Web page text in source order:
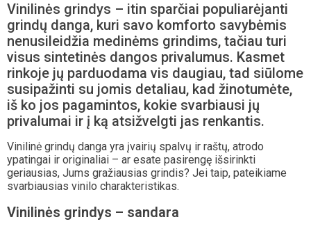
Vinilinės grindys – itin sparčiai populiarėjanti
grindų danga, kuri savo komforto savybėmis
nenusileidžia medinėms grindims, tačiau turi
visus sintetinės dangos privalumus. Kasmet
rinkoje jų parduodama vis daugiau, tad siūlome
susipažinti su jomis detaliau, kad žinotumėte,
iš ko jos pagamintos, kokie svarbiausi jų
privalumai ir į ką atsižvelgti jas renkantis.
Vinilinė grindų danga yra įvairių spalvų ir raštų, atrodo
ypatingai ir originaliai – ar esate pasirengę išsirinkti
geriausias, Jums gražiausias grindis? Jei taip, pateikiame
svarbiausias vinilo charakteristikas.
Vinilinės grindys – sandara